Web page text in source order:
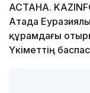
АСТАНА.
Атада
құрамдағы
Үкіметтің